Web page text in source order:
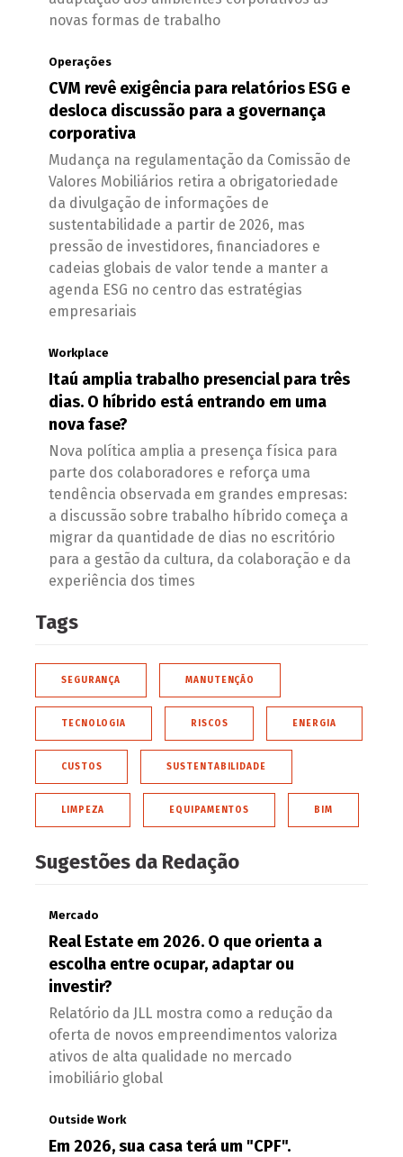
novas formas de trabalho
Operações
CVM revê exigência para relatórios ESG e
desloca discussão para a governança
corporativa
Mudança na regulamentação da Comissão de
Valores Mobiliários retira a obrigatoriedade
da divulgação de informações de
sustentabilidade a partir de 2026, mas
pressão de investidores, financiadores e
cadeias globais de valor tende a manter a
agenda ESG no centro das estratégias
empresariais
Workplace
Itaú amplia trabalho presencial para três
dias. O híbrido está entrando em uma
nova fase?
Nova política amplia a presença física para
parte dos colaboradores e reforça uma
tendência observada em grandes empresas:
a discussão sobre trabalho híbrido começa a
migrar da quantidade de dias no escritório
para a gestão da cultura, da colaboração e da
experiência dos times
Tags
SEGURANÇA MANUTENÇÃO
TECNOLOGIA RISCOS ENERGIA
CUSTOS SUSTENTABILIDADE
LIMPEZA EQUIPAMENTOS BIM
Sugestões da Redação
Mercado
Real Estate em 2026. O que orienta a
escolha entre ocupar, adaptar ou
investir?
Relatório da JLL mostra como a redução da
oferta de novos empreendimentos valoriza
ativos de alta qualidade no mercado
imobiliário global
Outside Work
Em 2026, sua casa terá um "CPF".